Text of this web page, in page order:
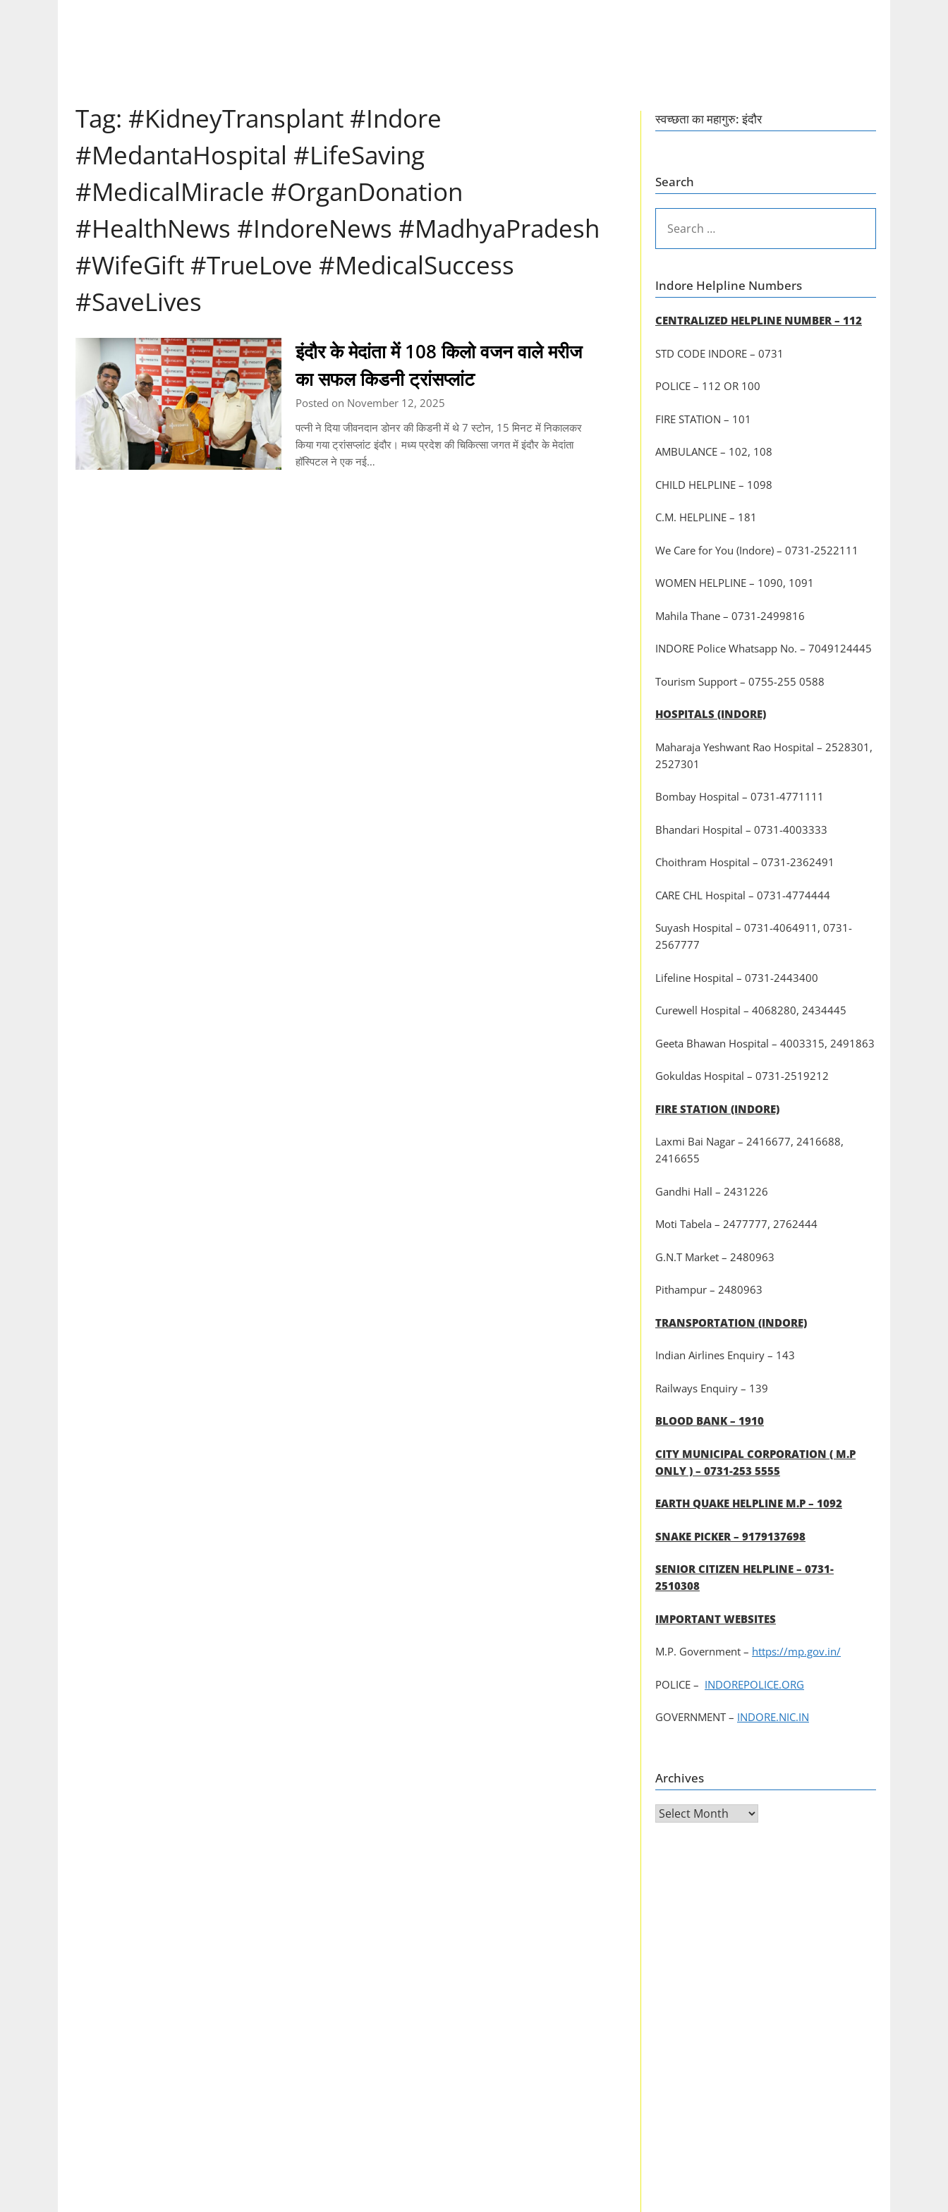
Tag: #KidneyTransplant #Indore
#MedantaHospital #LifeSaving
#MedicalMiracle #OrganDonation
#HealthNews #IndoreNews #MadhyaPradesh
#WifeGift #TrueLove #MedicalSuccess
#SaveLives
इंदौर के मेदांता में 108 किलो वजन वाले मरीज
का सफल किडनी ट्रांसप्लांट
Posted on November 12, 2025
पत्नी ने दिया जीवनदान डोनर की किडनी में थे 7 स्टोन, 15 मिनट में निकालकर
किया गया ट्रांसप्लांट इंदौर। मध्य प्रदेश की चिकित्सा जगत में इंदौर के मेदांता
हॉस्पिटल ने एक नई…
स्वच्छता का महागुरु: इंदौर
Search
FOR:
Indore Helpline Numbers
CENTRALIZED HELPLINE NUMBER – 112
STD CODE INDORE – 0731
POLICE – 112 OR 100
FIRE STATION – 101
AMBULANCE – 102, 108
CHILD HELPLINE – 1098
C.M. HELPLINE – 181
We Care for You (Indore) – 0731-2522111
WOMEN HELPLINE – 1090, 1091
Mahila Thane – 0731-2499816
INDORE Police Whatsapp No. – 7049124445
Tourism Support – 0755-255 0588
HOSPITALS (INDORE)
Maharaja Yeshwant Rao Hospital – 2528301,
2527301
Bombay Hospital – 0731-4771111
Bhandari Hospital – 0731-4003333
Choithram Hospital – 0731-2362491
CARE CHL Hospital – 0731-4774444
Suyash Hospital – 0731-4064911, 0731-
2567777
Lifeline Hospital – 0731-2443400
Curewell Hospital – 4068280, 2434445
Geeta Bhawan Hospital – 4003315, 2491863
Gokuldas Hospital – 0731-2519212
FIRE STATION (INDORE)
Laxmi Bai Nagar – 2416677, 2416688,
2416655
Gandhi Hall – 2431226
Moti Tabela – 2477777, 2762444
G.N.T Market – 2480963
Pithampur – 2480963
TRANSPORTATION (INDORE)
Indian Airlines Enquiry – 143
Railways Enquiry – 139
BLOOD BANK – 1910
CITY MUNICIPAL CORPORATION ( M.P
ONLY ) – 0731-253 5555
EARTH QUAKE HELPLINE M.P – 1092
SNAKE PICKER – 9179137698
SENIOR CITIZEN HELPLINE – 0731-
2510308
IMPORTANT WEBSITES
M.P. Government – https://mp.gov.in/
POLICE – INDOREPOLICE.ORG
GOVERNMENT – INDORE.NIC.IN
Archives
Archives